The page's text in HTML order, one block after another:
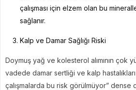
çalışması için elzem olan bu
sağlanır.
Kalp ve Damar Sağlığı Riski
Doymuş yağ ve kolesterol alımının çok
vadede damar sertliği ve kalp hastalıkları
çalışmalarda bu risk görülmüyor” dense